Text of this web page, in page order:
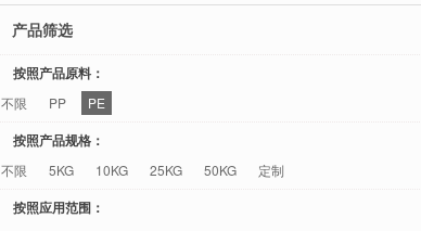
产品筛选
按照产品原料：
不限 PP PE
按照产品规格：
不限 5KG 10KG 25KG 50KG 定制
按照应用范围：